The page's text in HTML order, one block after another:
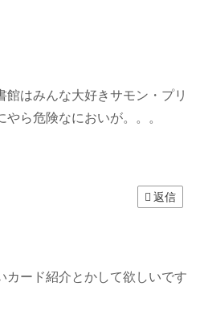
館はみんな大好きサモン・プリ
ら危険なにおいが。。。
返信
カード紹介とかして欲しいです